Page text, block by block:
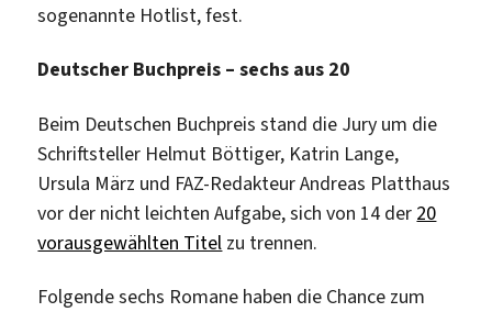
sogenannte Hotlist, fest.
Deutscher Buchpreis – sechs aus 20
Beim Deutschen Buchpreis stand die Jury um die
Schriftsteller Helmut Böttiger, Katrin Lange,
Ursula März und FAZ-Redakteur Andreas Platthaus
vor der nicht leichten Aufgabe, sich von 14 der 20
vorausgewählten Titel zu trennen.
Folgende sechs Romane haben die Chance zum